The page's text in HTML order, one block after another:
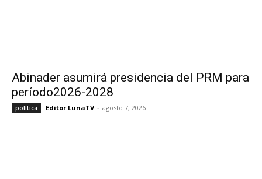
Abinader asumirá presidencia del PRM para
período2026-2028
política Editor LunaTV - agosto 7, 2026